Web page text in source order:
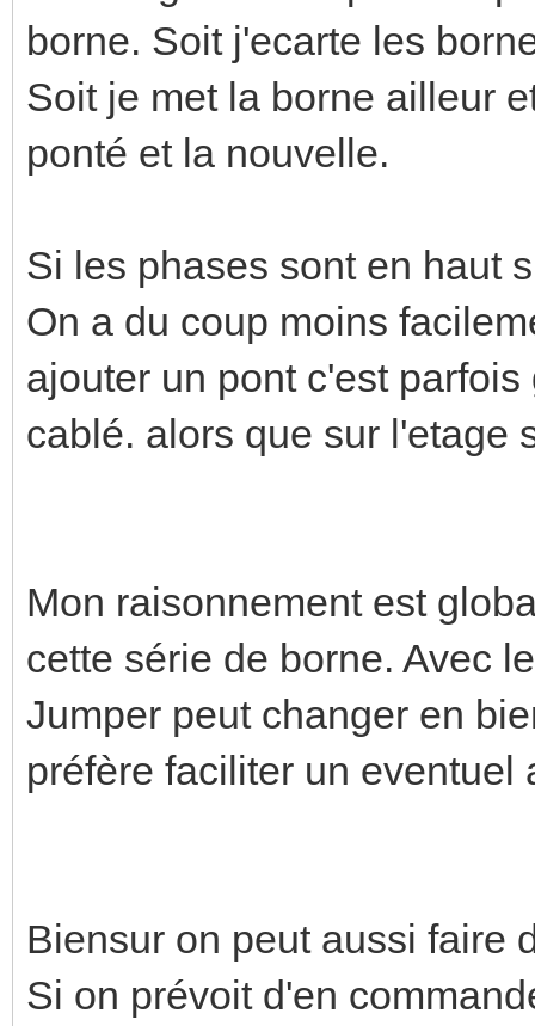
borne. Soit j'ecarte les
Soit je met la borne ailleur
ponté et la nouvelle.
Si les phases sont en haut
On a du coup moins
ajouter un pont c'est
cablé. alors que sur l'etage
Mon raisonnement est
cette série de borne. Avec
Jumper peut changer en
préfère faciliter un eventuel
Biensur on peut aussi faire
Si on prévoit d'en